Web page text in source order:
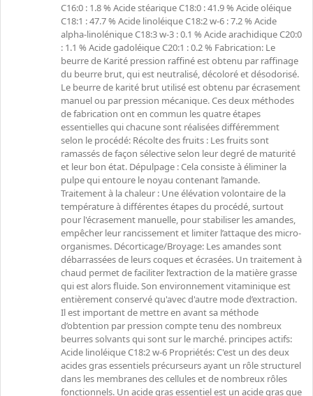
C16:0 : 1.8 % Acide stéarique C18:0 : 41.9 % Acide oléique
C18:1 : 47.7 % Acide linoléique C18:2 w-6 : 7.2 % Acide
alpha-linolénique C18:3 w-3 : 0.1 % Acide arachidique C20:0
: 1.1 % Acide gadoléique C20:1 : 0.2 % Fabrication: Le
beurre de Karité pression raffiné est obtenu par raffinage
du beurre brut, qui est neutralisé, décoloré et désodorisé.
Le beurre de karité brut utilisé est obtenu par écrasement
manuel ou par pression mécanique. Ces deux méthodes
de fabrication ont en commun les quatre étapes
essentielles qui chacune sont réalisées différemment
selon le procédé: Récolte des fruits : Les fruits sont
ramassés de façon sélective selon leur degré de maturité
et leur bon état. Dépulpage : Cela consiste à éliminer la
pulpe qui entoure le noyau contenant l’amande.
Traitement à la chaleur : Une élévation volontaire de la
température à différentes étapes du procédé, surtout
pour l'écrasement manuelle, pour stabiliser les amandes,
empêcher leur rancissement et limiter l’attaque des micro-
organismes. Décorticage/Broyage: Les amandes sont
débarrassées de leurs coques et écrasées. Un traitement à
chaud permet de faciliter l’extraction de la matière grasse
qui est alors fluide. Son environnement vitaminique est
entièrement conservé qu'avec d'autre mode d’extraction.
Il est important de mettre en avant sa méthode
d’obtention par pression compte tenu des nombreux
beurres solvants qui sont sur le marché. principes actifs:
Acide linoléique C18:2 w-6 Propriétés: C'est un des deux
acides gras essentiels précurseurs ayant un rôle structurel
dans les membranes des cellules et de nombreux rôles
fonctionnels. Un acide gras essentiel est un acide gras que